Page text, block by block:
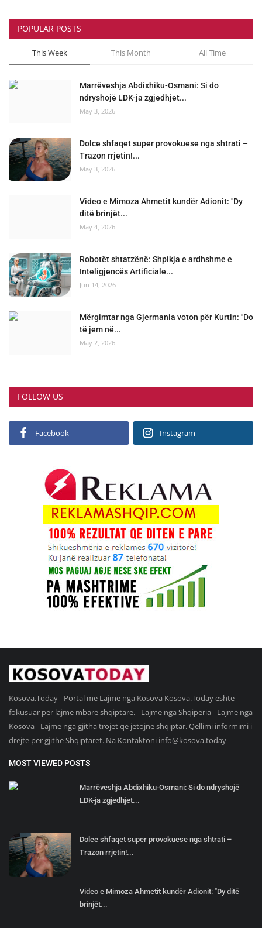
POPULAR POSTS
This Week This Month All Time
Marrëveshja Abdixhiku-Osmani: Si do
ndryshojë LDK-ja zgjedhjet...
May 3, 2026
Dolce shfaqet super provokuese nga shtrati –
Trazon rrjetin!...
May 3, 2026
Video e Mimoza Ahmetit kundër Adionit: "Dy
ditë brinjët...
May 4, 2026
Robotët shtatzënë: Shpikja e ardhshme e
Inteligjencës Artificiale...
Jun 14, 2026
Mërgimtar nga Gjermania voton për Kurtin: "Do
të jem në...
May 2, 2026
FOLLOW US
Facebook Instagram
Kosova.Today - Portal me Lajme nga Kosova Kosova.Today eshte
fokusuar per lajme mbare shqiptare. - Lajme nga Shqiperia - Lajme nga
Kosova - Lajme nga gjitha trojet qe jetojne shqiptar. Qellimi informimi i
drejte per gjithe Shqiptaret. Na Kontaktoni info@kosova.today
MOST VIEWED POSTS
Marrëveshja Abdixhiku-Osmani: Si do ndryshojë
LDK-ja zgjedhjet...
Dolce shfaqet super provokuese nga shtrati –
Trazon rrjetin!...
Video e Mimoza Ahmetit kundër Adionit: "Dy ditë
brinjët...